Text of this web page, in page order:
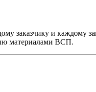
заказчику и каждому
материалами ВСП.